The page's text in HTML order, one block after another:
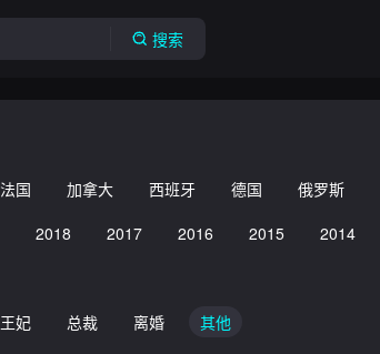
搜索
法国 加拿大 西班牙 德国 俄罗斯
2018 2017 2016 2015 2014
王妃 总裁 离婚
其他